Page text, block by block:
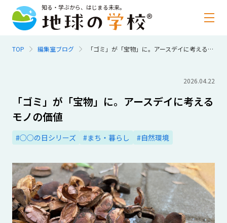
知る・学ぶから、はじまる未来。
TOP 編集室ブログ 「ゴミ」が「宝物」に。アースデイに考えるモノの価値
2026.04.22
「ゴミ」が「宝物」に。アースデイに考える
モノの価値
#○○の日シリーズ #まち・暮らし #自然環境